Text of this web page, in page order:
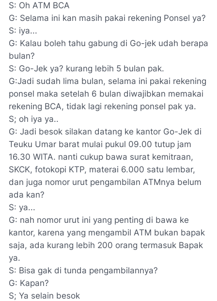
S: Oh ATM BCA
G: Selama ini kan masih pakai rekening Ponsel ya?
S: iya...
G: Kalau boleh tahu gabung di Go-jek udah berapa
bulan?
S: Go-Jek ya? kurang lebih 5 bulan pak.
G:Jadi sudah lima bulan, selama ini pakai rekening
ponsel maka setelah 6 bulan diwajibkan memakai
rekening BCA, tidak lagi rekening ponsel pak ya.
S; oh iya ya..
G: Jadi besok silakan datang ke kantor Go-Jek di
Teuku Umar barat mulai pukul 09.00 tutup jam
16.30 WITA. nanti cukup bawa surat kemitraan,
SKCK, fotokopi KTP, materai 6.000 satu lembar,
dan juga nomor urut pengambilan ATMnya belum
ada kan?
S: ya...
G: nah nomor urut ini yang penting di bawa ke
kantor, karena yang mengambil ATM bukan bapak
saja, ada kurang lebih 200 orang termasuk Bapak
ya.
S: Bisa gak di tunda pengambilannya?
G: Kapan?
S; Ya selain besok